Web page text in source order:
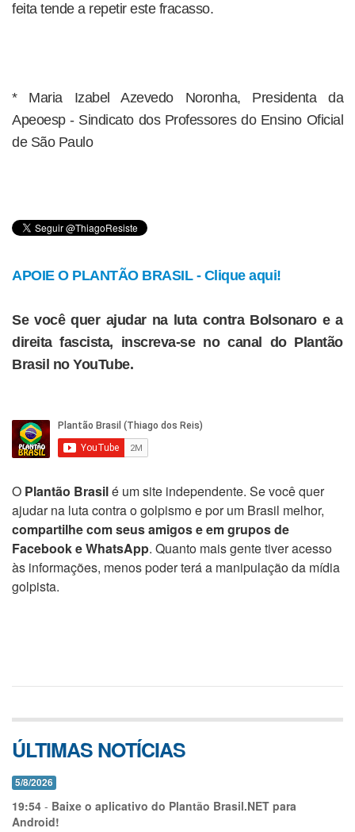
feita tende a repetir este fracasso.
* Maria Izabel Azevedo Noronha, Presidenta da
Apeoesp - Sindicato dos Professores do Ensino Oficial
de São Paulo
APOIE O PLANTÃO BRASIL - Clique aqui!
Se você quer ajudar na luta contra Bolsonaro e a
direita fascista, inscreva-se no canal do Plantão
Brasil no YouTube.
O Plantão Brasilé um site independente. Se você quer
ajudar na luta contra o golpismo e por um Brasil melhor,
compartilhe com seus amigos e em grupos de
Facebook e WhatsApp. Quanto mais gente tiver acesso
às informações, menos poder terá a manipulação da mídia
golpista.
ÚLTIMAS NOTÍCIAS
5/8/2026
19:54 - Baixe o aplicativo do Plantão Brasil.NET para
Android!